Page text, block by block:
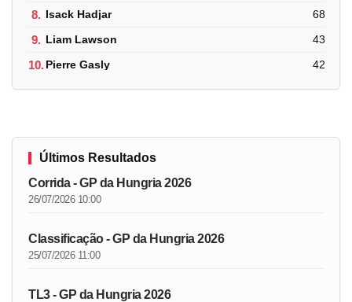
8. Isack Hadjar 68
9. Liam Lawson 43
10.Pierre Gasly 42
Últimos Resultados
Corrida - GP da Hungria 2026
26/07/2026 10:00
Classificação - GP da Hungria 2026
25/07/2026 11:00
TL3 - GP da Hungria 2026